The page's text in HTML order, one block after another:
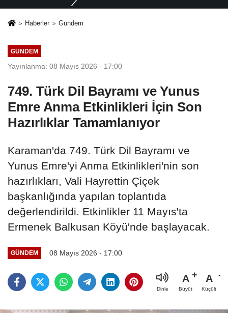
Haberler Gündem
GÜNDEM
Yayınlanma: 08 Mayıs 2026 - 17:00
749. Türk Dil Bayramı ve Yunus
Emre Anma Etkinlikleri İçin Son
Hazırlıklar Tamamlanıyor
Karaman'da 749. Türk Dil Bayramı ve
Yunus Emre'yi Anma Etkinlikleri'nin son
hazırlıkları, Vali Hayrettin Çiçek
başkanlığında yapılan toplantıda
değerlendirildi. Etkinlikler 11 Mayıs'ta
Ermenek Balkusan Köyü'nde başlayacak.
GÜNDEM 08 Mayıs 2026 - 17:00
Dinle
A
Büyüt
A
Küçült